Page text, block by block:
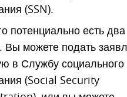
(SSN).
потенциально есть два
Вы можете подать
в Службу социального
(Social Security